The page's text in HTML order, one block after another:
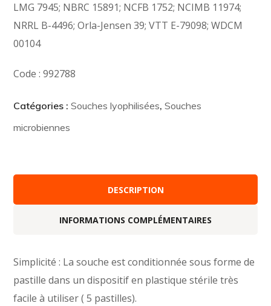
LMG 7945; NBRC 15891; NCFB 1752; NCIMB 11974;
NRRL B-4496; Orla-Jensen 39; VTT E-79098; WDCM
00104
Code : 992788
Catégories :Souches lyophilisées,Souches
microbiennes
DESCRIPTION
INFORMATIONS COMPLÉMENTAIRES
Simplicité : La souche est conditionnée sous forme de
pastille dans un dispositif en plastique stérile très
facile à utiliser ( 5 pastilles).